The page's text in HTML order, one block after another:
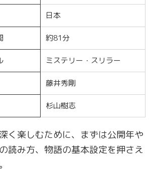
日本
約81分
ミステリー・スリラー
藤井秀剛
杉山樹志
く楽しむために、まずは公開年や
読み方、物語の基本設定を押さえ